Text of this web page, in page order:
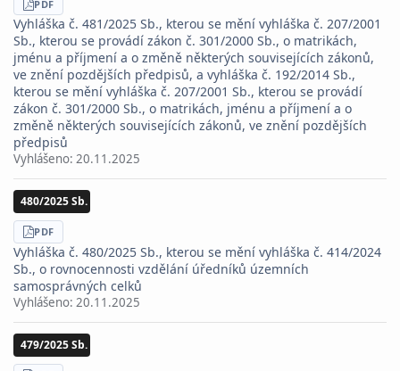
STÁHNOUT
PDF
Vyhláška č. 481/2025 Sb., kterou se mění vyhláška č. 207/2001
Sb., kterou se provádí zákon č. 301/2000 Sb., o matrikách,
jménu a příjmení a o změně některých souvisejících zákonů,
ve znění pozdějších předpisů, a vyhláška č. 192/2014 Sb.,
kterou se mění vyhláška č. 207/2001 Sb., kterou se provádí
zákon č. 301/2000 Sb., o matrikách, jménu a příjmení a o
změně některých souvisejících zákonů, ve znění pozdějších
předpisů
Vyhlášeno: 20.11.2025
480/2025 Sb.
STÁHNOUT
PDF
Vyhláška č. 480/2025 Sb., kterou se mění vyhláška č. 414/2024
Sb., o rovnocennosti vzdělání úředníků územních
samosprávných celků
Vyhlášeno: 20.11.2025
479/2025 Sb.